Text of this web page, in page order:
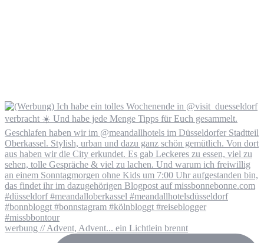
werbung // Advent, Advent... ein Lichtlein brennt